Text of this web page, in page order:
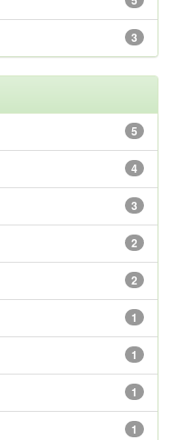
3
5
4
3
2
2
1
1
1
1